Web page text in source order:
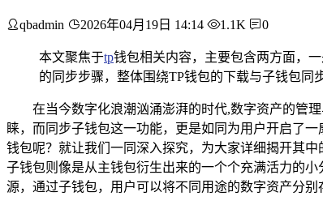
qbadmin 2026年04月19日 14:14 1.1K 0
本文聚焦于tp钱包相关内容，主要包含两方面，
的同步步骤，整体围绕TP钱包的下载与子钱包同
在当今数字化浪潮汹涌澎湃的时代,数字资产的管
睐，而同步子钱包这一功能，更是如同为用户开启了
钱包呢？就让我们一同深入探究，为大家详细揭开其
子钱包则像是从主钱包衍生出来的一个个充满活力的
源，通过子钱包，用户可以将不同用途的数字资产分别